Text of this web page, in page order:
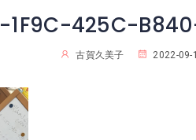
1F9C-425C-
古賀久美子 2022-09-